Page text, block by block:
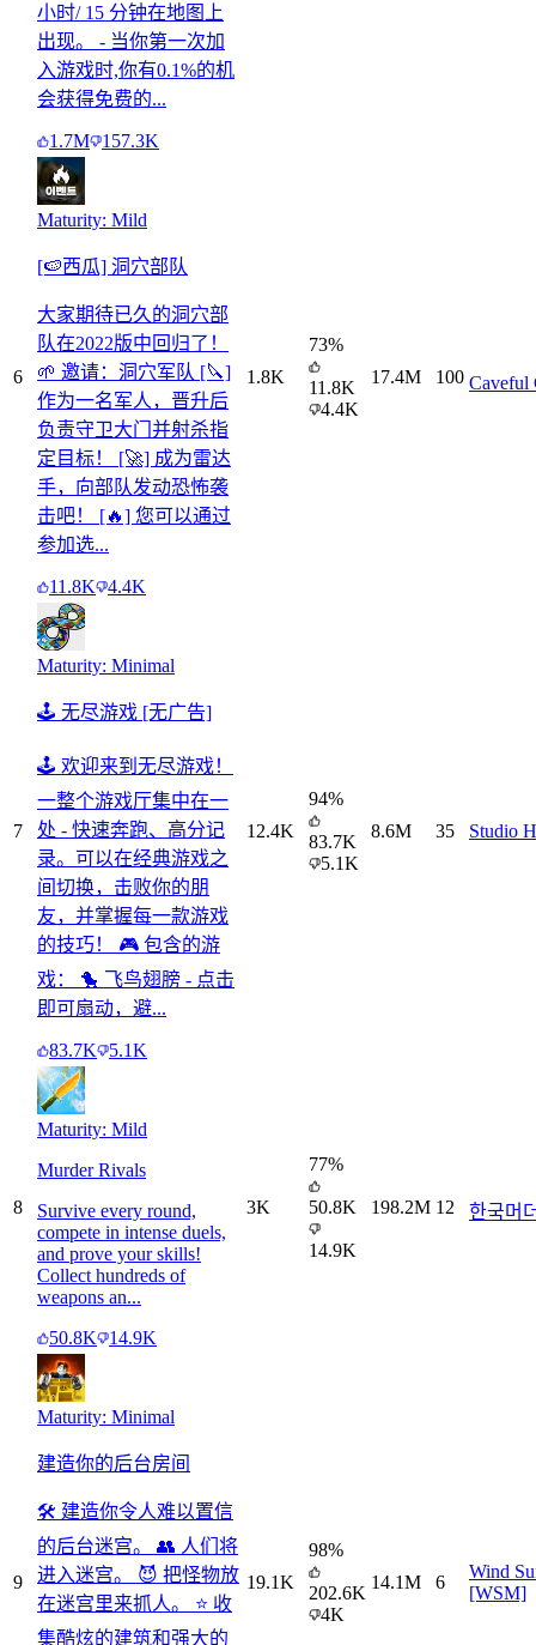
小时/ 15 分钟在地图上
出现。 - 当你第一次加
入游戏时,你有0.1%的机
会获得免费的...
1.7M 157.3K
6
Maturity: Mild
[🍉西瓜] 洞穴部队
大家期待已久的洞穴部
队在2022版中回归了！
🌱 邀请：洞穴军队 [🔪]
作为一名军人，晋升后
负责守卫大门并射杀指
定目标！ [🚀] 成为雷达
手，向部队发动恐怖袭
击吧！ [🔥] 您可以通过
参加选...
11.8K 4.4K
1.8K
73%
11.8K
4.4K
17.4M 100 Caveful
7
Maturity: Minimal
🕹️ 无尽游戏 [无广告]
🕹️ 欢迎来到无尽游戏！
一整个游戏厅集中在一
处 - 快速奔跑、高分记
录。可以在经典游戏之
间切换，击败你的朋
友，并掌握每一款游戏
的技巧！ 🎮 包含的游
戏： 🐤 飞鸟翅膀 - 点击
即可扇动，避...
83.7K 5.1K
12.4K
94%
83.7K
5.1K
8.6M 35 Studio
8
Maturity: Mild
Murder Rivals
Survive every round,
compete in intense duels,
and prove your skills!
Collect hundreds of
weapons an...
50.8K
14.9K
3K
77%
50.8K
14.9K
198.2M 12 한국머
9
Maturity: Minimal
建造你的后台房间
🛠️ 建造你令人难以置信
的后台迷宫。 👥 人们将
进入迷宫。 😈 把怪物放
在迷宫里来抓人。 ⭐️ 收
集酷炫的建筑和强大的
19.1K
98%
202.6K
4K
14.1M 6
Wind
[WSM]